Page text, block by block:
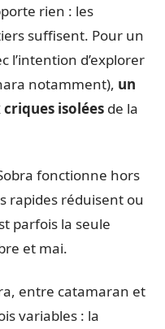
rien : les
suffisent. Pour un
l’intention d’explorer
notamment), un
isolées de la
fonctionne hors
rapides réduisent ou
parfois la seule
et mai.
entre catamaran et
variables : la